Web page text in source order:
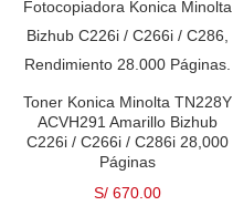
Toner Konica Minolta TN228Y
ACVH291 Amarillo Bizhub
C226i / C266i / C286i 28,000
Páginas
S/ 670.00